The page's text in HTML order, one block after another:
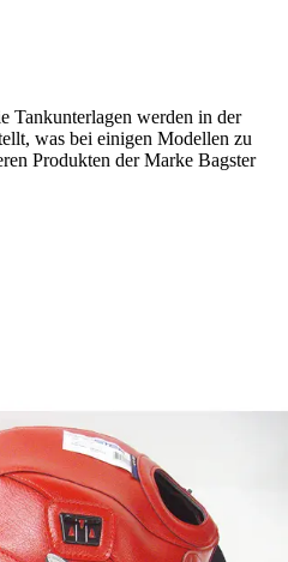
Tankunterlagen werden in der
was bei einigen Modellen zu
Produkten der Marke Bagster